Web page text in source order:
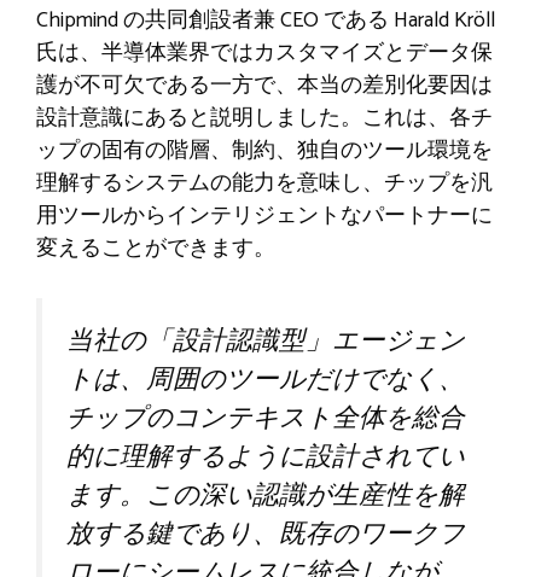
Chipmind の共同創設者兼 CEO である Harald Kröll
氏は、半導体業界ではカスタマイズとデータ保
護が不可欠である一方で、本当の差別化要因は
設計意識にあると説明しました。これは、各チ
ップの固有の階層、制約、独自のツール環境を
理解するシステムの能力を意味し、チップを汎
用ツールからインテリジェントなパートナーに
変えることができます。
当社の「設計認識型」エージェン
トは、周囲のツールだけでなく、
チップのコンテキスト全体を総合
的に理解するように設計されてい
ます。この深い認識が生産性を解
放する鍵であり、既存のワークフ